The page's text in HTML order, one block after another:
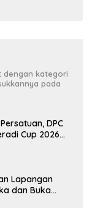
dengan kategori
pada
DPC
Cup 2026
Lapangan
dan Buka